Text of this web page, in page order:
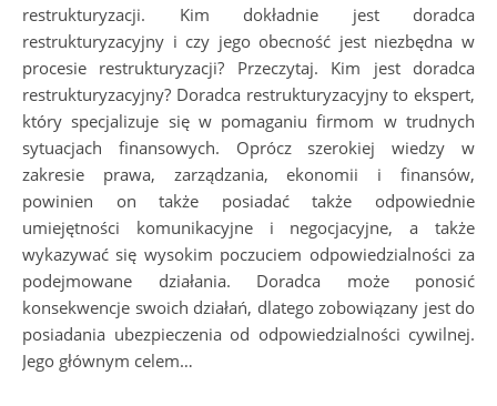
restrukturyzacji. Kim dokładnie jest doradca
restrukturyzacyjny i czy jego obecność jest niezbędna w
procesie restrukturyzacji? Przeczytaj. Kim jest doradca
restrukturyzacyjny? Doradca restrukturyzacyjny to ekspert,
który specjalizuje się w pomaganiu firmom w trudnych
sytuacjach finansowych. Oprócz szerokiej wiedzy w
zakresie prawa, zarządzania, ekonomii i finansów,
powinien on także posiadać także odpowiednie
umiejętności komunikacyjne i negocjacyjne, a także
wykazywać się wysokim poczuciem odpowiedzialności za
podejmowane działania. Doradca może ponosić
konsekwencje swoich działań, dlatego zobowiązany jest do
posiadania ubezpieczenia od odpowiedzialności cywilnej.
Jego głównym celem…